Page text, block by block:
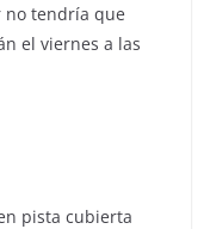
no tendría que
el viernes a las
pista cubierta